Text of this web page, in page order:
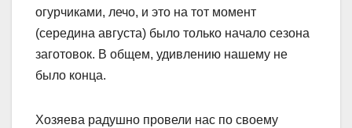
огурчиками, лечо, и это на тот момент
(середина августа) было только начало сезона
заготовок. В общем, удивлению нашему не
было конца.
Хозяева радушно провели нас по своему